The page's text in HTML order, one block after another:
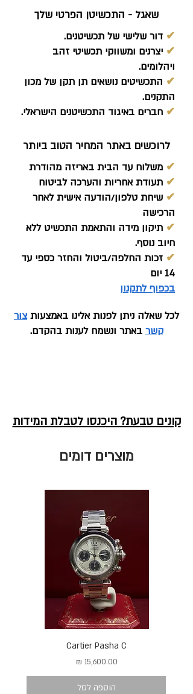
שאגל - התכשיטן הפרטי שלך
✔ דור שלישי של תכשיטנים.
✔ יצרנים ומשווקי תכשיטי זהב
ויהלומים.
✔ התכשיטים נושאים תן תקן של מכון
התקנים.
✔ חברים באיגוד התכשיטנים הישראלי.
לרוכשים באתר המחיר הטוב ביותר
✔ משלוח עד הבית באריזה מהודרת
✔ תעודת אחריות והערכה לביטוח
✔ שיחת טלפון/הודעה אישית לאחר
הרכישה
✔ תיקון מידה והתאמת התכשיט ללא
חיוב נוסף.
✔ זכות החלפה/ביטול והחזר כספי עד
14 יום
בכפוף לתקנון
לכל שאלה ניתן לפנות אלינו באמצעות צור
קשר באתר ונשמח לענות בהקדם.
קונים טבעת? היכנסו לטבלת המידות
מוצרים דומים
Cartier Pasha C
מחיר
הוספה לסל